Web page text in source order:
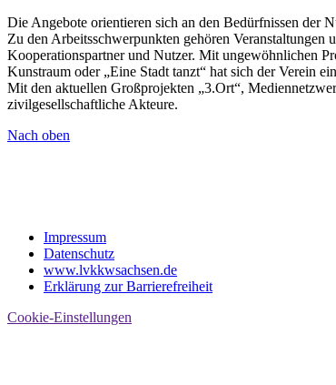
Die Angebote orientieren sich an den Bedürfnissen der
Zu den Arbeitsschwerpunkten gehören
Kooperationspartner und Nutzer. Mit ungewöhnlichen
Kunstraum oder „Eine Stadt tanzt“ hat sich der Verein
Mit den aktuellen Großprojekten „3.Ort“,
zivilgesellschaftliche Akteure.
Nach oben
Impressum
Datenschutz
www.lvkkwsachsen.de
Erklärung zur Barrierefreiheit
Cookie-Einstellungen